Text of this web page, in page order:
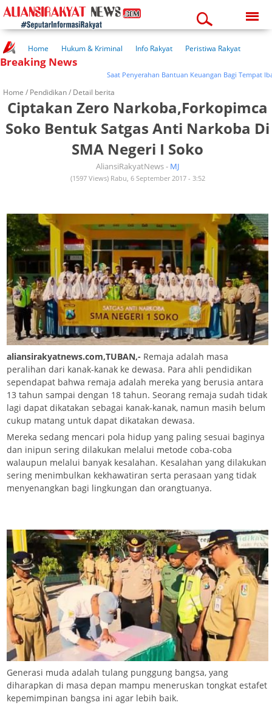
05:38:45 am
Home Hukum & Kriminal Info Rakyat
Peristiwa Rakyat
Kuliner Rakyat
Wisata Rakyat
Breaking News
Saat Penyerahan Bantuan Keuangan Bagi Tempat
Home / Pendidikan/ Detail berita
Ciptakan Zero Narkoba,Forkopimca
Soko Bentuk Satgas Anti Narkoba Di
SMA Negeri I Soko
AliansiRakyatNews - MJ
(1597 Views) Rabu, 6 September 2017 - 3:52
aliansirakyatnews.com,TUBAN,- Remaja adalah masa
peralihan dari kanak-kanak ke dewasa. Para ahli pendidikan
sependapat bahwa remaja adalah mereka yang berusia antara
13 tahun sampai dengan 18 tahun. Seorang remaja sudah tidak
lagi dapat dikatakan sebagai kanak-kanak, namun masih belum
cukup matang untuk dapat dikatakan dewasa.
Mereka sedang mencari pola hidup yang paling sesuai baginya
dan inipun sering dilakukan melalui metode coba-coba
walaupun melalui banyak kesalahan. Kesalahan yang dilakukan
sering menimbulkan kekhawatiran serta perasaan yang tidak
menyenangkan bagi lingkungan dan orangtuanya.
Generasi muda adalah tulang punggung bangsa, yang
diharapkan di masa depan mampu meneruskan tongkat estafet
kepemimpinan bangsa ini agar lebih baik.